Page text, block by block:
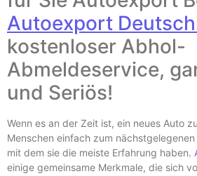
Autoexport
kostenloser Abhol-
Abmeldeservice,
und Seriös!
Wenn es an der Zeit ist, ein neues Auto
Menschen einfach zum
mit dem sie die meiste Erfahrung haben.
einige gemeinsame Merkmale, die sich